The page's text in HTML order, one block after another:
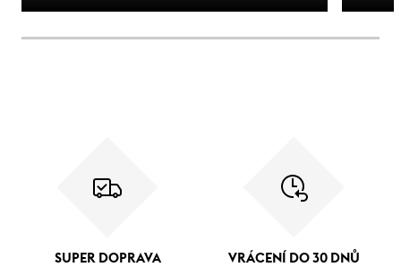
SUPER DOPRAVA VRÁCENÍ DO 30 DNŮ